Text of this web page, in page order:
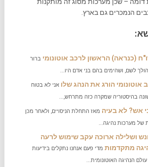
הנמכרים גם בארץ.
(כנראה) הראשון לרכב אוטונומי ברור
לשם, ושהימים בהם בני אדם היו...
אוטונומי הורג את הנהג שלו אני לא בטוח
בהיסטוריה שמקרה כזה מתרחש,...
אש? לא בעיה מאז התחלת הניסויים, ולאחר מכן
של מערכות נהיגה...
ושלילה ארוכה עקב שימוש לרעה
מתקדמות מדי פעם אנחנו נתקלים בידיעות
עולם הנהיגה האוטונומית...